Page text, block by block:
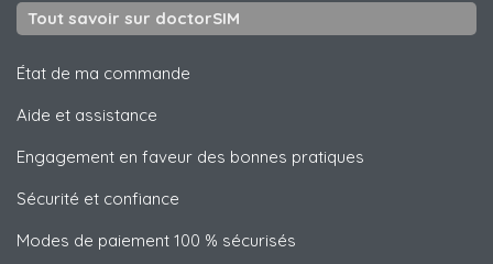
Tout savoir sur doctorSIM
État de ma commande
Aide et assistance
Engagement en faveur des bonnes pratiques
Sécurité et confiance
Modes de paiement 100 % sécurisés